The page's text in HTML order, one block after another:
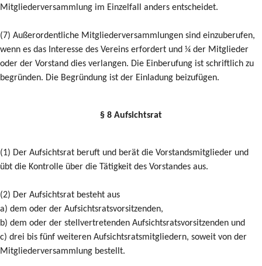
Mitgliederversammlung im Einzelfall anders entscheidet.
(7) Außerordentliche Mitgliederversammlungen sind einzuberufen,
wenn es das Interesse des Vereins erfordert und ¼ der Mitglieder
oder der Vorstand dies verlangen. Die Einberufung ist schriftlich zu
begründen. Die Begründung ist der Einladung beizufügen.
§ 8 Aufsichtsrat
(1) Der Aufsichtsrat beruft und berät die Vorstandsmitglieder und
übt die Kontrolle über die Tätigkeit des Vorstandes aus.
(2) Der Aufsichtsrat besteht aus
a) dem oder der Aufsichtsratsvorsitzenden,
b) dem oder der stellvertretenden Aufsichtsratsvorsitzenden und
c) drei bis fünf weiteren Aufsichtsratsmitgliedern, soweit von der
Mitgliederversammlung bestellt.